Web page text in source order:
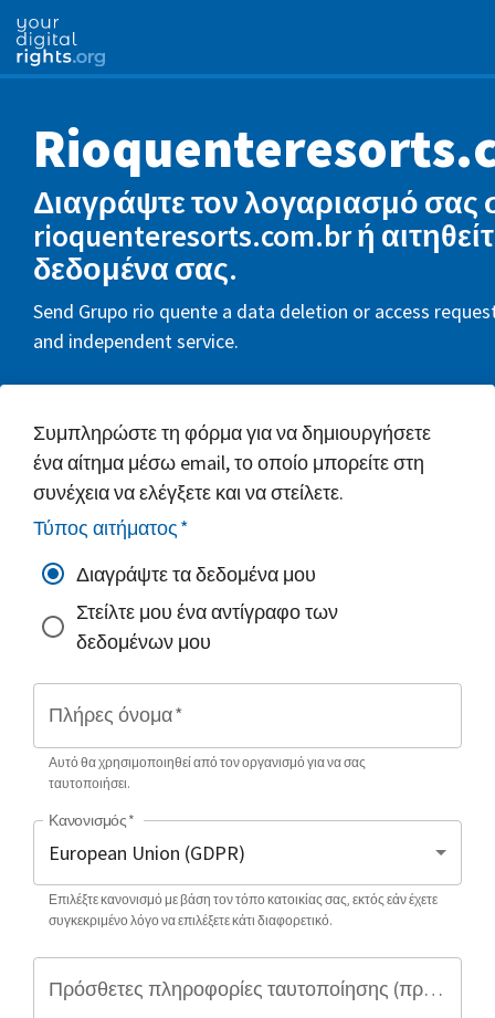
Διαγράψτε τον λογαριασμό σας
rioquenteresorts.com.br ή
δεδομένα σας.
Send Grupo rio quente a data deletion or access
and independent service.
Συμπληρώστε τη φόρμα για να δημιουργήσετε
ένα αίτημα μέσω email, το οποίο μπορείτε στη
συνέχεια να ελέγξετε και να στείλετε.
Τύπος αιτήματος*
Διαγράψτε τα δεδομένα μου
Στείλτε μου ένα αντίγραφο των
δεδομένων μου
Πλήρες όνομα*
Αυτό θα χρησιμοποιηθεί από τον οργανισμό για να σας
ταυτοποιήσει.
Κανονισμός*
Επιλέξτε κανονισμό με βάση τον τόπο κατοικίας σας, εκτός εάν έχετε
συγκεκριμένο λόγο να επιλέξετε κάτι διαφορετικό.
Πρόσθετες πληροφορίες ταυτοποίησης (προαιρετικό)